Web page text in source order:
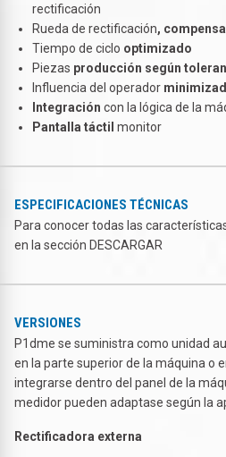
rectificación
Rueda de rectificación,
Tiempo de ciclo optimizado
Piezas producción según
Influencia del operador
Integración con la lógica de la
Pantalla táctil monitor
ESPECIFICACIONES TÉCNICAS
Para conocer todas las
en la sección DESCARGAR
VERSIONES
P1dme se suministra como unidad
en la parte superior de la máquina o
integrarse dentro del panel de la
medidor pueden adaptase según la
Rectificadora externa